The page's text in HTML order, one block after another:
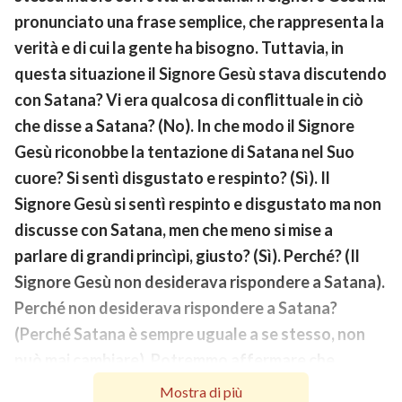
pronunciato una frase semplice, che rappresenta la
verità e di cui la gente ha bisogno. Tuttavia, in
questa situazione il Signore Gesù stava discutendo
con Satana? Vi era qualcosa di conflittuale in ciò
che disse a Satana? (No). In che modo il Signore
Gesù riconobbe la tentazione di Satana nel Suo
cuore? Si sentì disgustato e respinto? (Sì). Il
Signore Gesù si sentì respinto e disgustato ma non
discusse con Satana, men che meno si mise a
parlare di grandi princìpi, giusto? (Sì). Perché? (Il
Signore Gesù non desiderava rispondere a Satana).
Perché non desiderava rispondere a Satana?
(Perché Satana è sempre uguale a se stesso, non
Satana è irragionevole? (Sì). Satana può
Mostra di più